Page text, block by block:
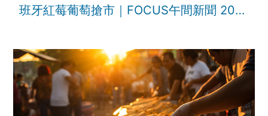
班牙紅莓葡萄搶市｜FOCUS午間新聞 202